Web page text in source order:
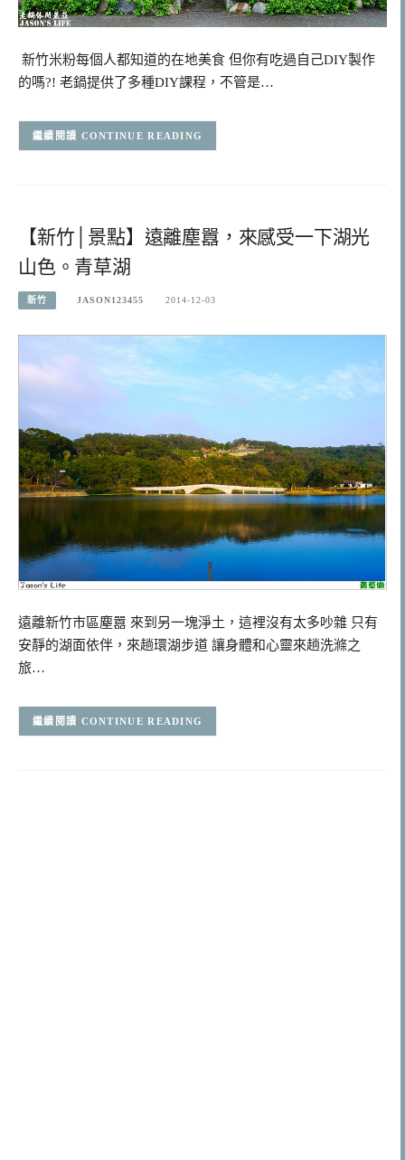
新竹米粉每個人都知道的在地美食 但你有吃過自己DIY製作
的嗎?! 老鍋提供了多種DIY課程，不管是…
CONTINUE READING
【新竹│景點】遠離塵囂，來感受一下湖光
山色。青草湖
新竹 JASON123455 2014-12-03
遠離新竹市區塵囂 來到另一塊淨土，這裡沒有太多吵雜 只有
安靜的湖面依伴，來趟環湖步道 讓身體和心靈來趟洗滌之
旅…
CONTINUE READING